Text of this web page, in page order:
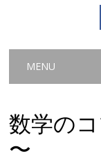
Main
MENU
数学の
〜